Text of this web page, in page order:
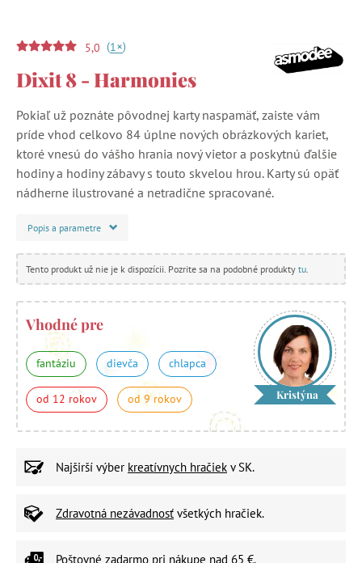
5,0 (1+)
Dixit 8 - Harmonies
Pokiaľ už poznáte pôvodnej karty naspamäť, zaiste vám
príde vhod celkovo 84 úplne nových obrázkových kariet,
ktoré vnesú do vášho hrania nový vietor a poskytnú ďalšie
hodiny a hodiny zábavy s touto skvelou hrou. Karty sú opäť
nádherne ilustrované a netradične spracované.
Popis a parametre
Tento produkt už nie je k dispozícii. Pozrite sa na podobné produkty tu
Vhodné pre
fantáziu dievča chlapca
od 12 rokov od 9 rokov Kristýna
Najširší výber kreatívnych hračiek v SK.
Zdravotná nezávadnosť všetkých hračiek.
Poštovné zadarmo pri nákupe nad 65 €.